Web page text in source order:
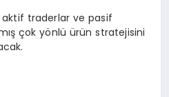
aktif traderlar ve pasif
çok yönlü ürün stratejisini